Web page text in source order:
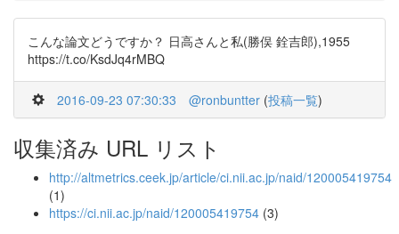
こんな論文どうですか？ 日高さんと私(勝俣 銓吉郎),1955
https://t.co/KsdJq4rMBQ
2016-09-23 07:30:33 @ronbuntter (投稿一覧)
収集済み URL リスト
http://altmetrics.ceek.jp/article/ci.nii.ac.jp/naid/120005419754
(1)
https://ci.nii.ac.jp/naid/120005419754 (3)